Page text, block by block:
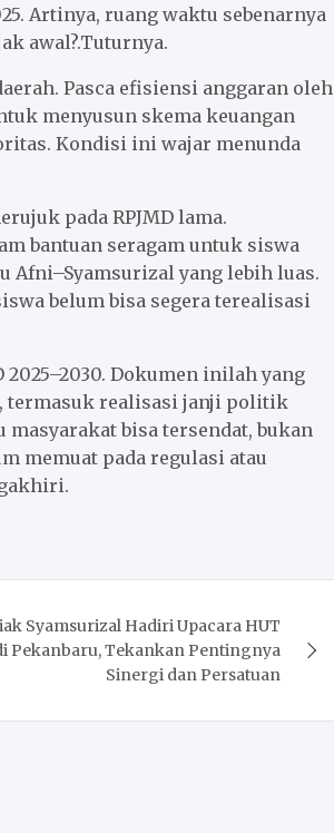
Artinya, ruang waktu sebenarnya
awal?.Tuturnya.
Pasca efisiensi anggaran oleh
menyusun skema keuangan
Kondisi ini wajar menunda
pada RPJMD lama.
bantuan seragam untuk siswa
Afni–Syamsurizal yang lebih luas.
belum bisa segera terealisasi
Dokumen inilah yang
termasuk realisasi janji politik
bisa tersendat, bukan
memuat pada regulasi atau
Syamsurizal Hadiri Upacara HUT
Pekanbaru, Tekankan Pentingnya
Sinergi dan Persatuan